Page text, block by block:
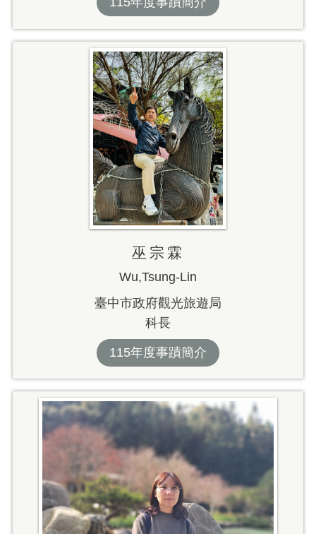
巫宗霖
Wu,Tsung-Lin
臺中市政府觀光旅遊局
科長
115年度事蹟簡介